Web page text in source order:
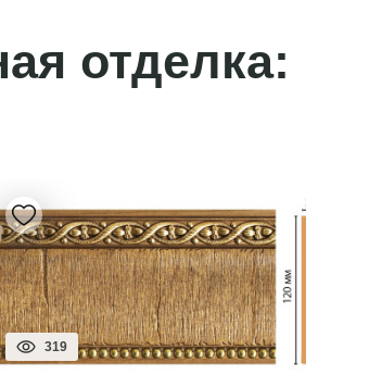
отделка:
319